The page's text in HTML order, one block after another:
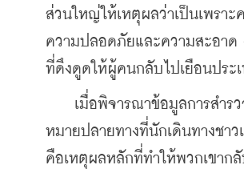
ส่วนใหญ่ให้เหตุผลว่าเป็นเพราะ
ความปลอดภัยและความสะอาด
ที่ดึงดูดให้ผู้คนกลับไปเยือนประ
เมื่อพิจารณาข้อมูลการสำรว
หมายปลายทางที่นักเดินทางชาว
คือเหตุผลหลักที่ทำให้พวกเขาก